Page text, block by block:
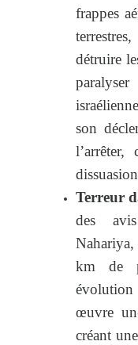
frappes
détruire
son
Terreur
des
km de
évolution
œuvre
créant